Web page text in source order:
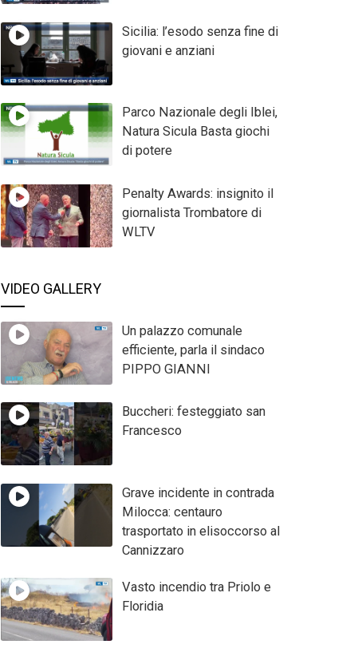
Sicilia: l’esodo senza fine di
giovani e anziani
Parco Nazionale degli Iblei,
Natura Sicula Basta giochi
di potere
Penalty Awards: insignito il
giornalista Trombatore di
WLTV
VIDEO GALLERY
Un palazzo comunale
efficiente, parla il sindaco
PIPPO GIANNI
Buccheri: festeggiato san
Francesco
Grave incidente in contrada
Milocca: centauro
trasportato in elisoccorso al
Cannizzaro
Vasto incendio tra Priolo e
Floridia